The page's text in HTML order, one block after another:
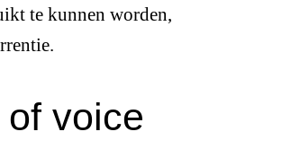
te kunnen worden,
voice